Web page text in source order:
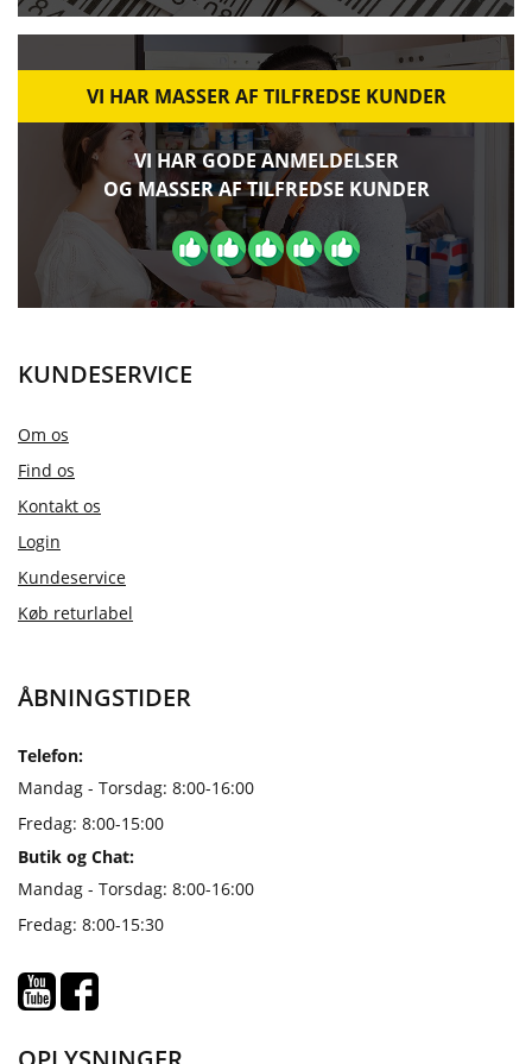
VI HAR MASSER AF TILFREDSE KUNDER
VI HAR GODE ANMELDELSER
OG MASSER AF TILFREDSE KUNDER
KUNDESERVICE
Om os
Find os
Kontakt os
Login
Kundeservice
Køb returlabel
ÅBNINGSTIDER
Telefon:
Mandag - Torsdag: 8:00-16:00
Fredag: 8:00-15:00
Butik og Chat:
Mandag - Torsdag: 8:00-16:00
Fredag: 8:00-15:30